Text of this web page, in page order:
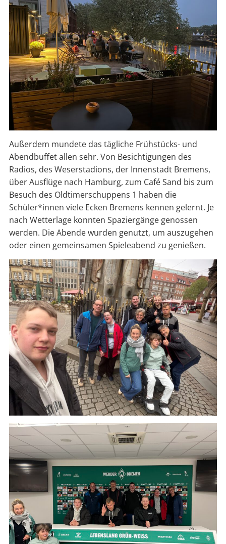
Außerdem mundete das tägliche Frühstücks- und
Abendbuffet allen sehr. Von Besichtigungen des
Radios, des Weserstadions, der Innenstadt Bremens,
über Ausflüge nach Hamburg, zum Café Sand bis zum
Besuch des Oldtimerschuppens 1 haben die
Schüler*innen viele Ecken Bremens kennen gelernt. Je
nach Wetterlage konnten Spaziergänge genossen
werden. Die Abende wurden genutzt, um auszugehen
oder einen gemeinsamen Spieleabend zu genießen.